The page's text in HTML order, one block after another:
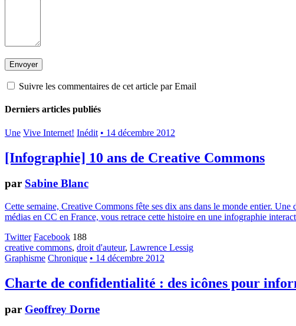
Suivre les commentaires de cet article par Email
Derniers articles publiés
Une Vive Internet! Inédit • 14 décembre 2012
[Infographie] 10 ans de Creative Commons
par Sabine Blanc
Cette semaine, Creative Commons fête ses dix ans dans le monde entier.
médias en CC en France, vous retrace cette histoire en une infographie
Twitter Facebook 188
creative commons, droit d'auteur, Lawrence Lessig
Graphisme Chronique • 14 décembre 2012
Charte de confidentialité : des icônes pour
par Geoffrey Dorne